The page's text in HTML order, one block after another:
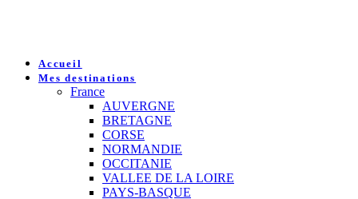
Accueil
Mes destinations
France
AUVERGNE
BRETAGNE
CORSE
NORMANDIE
OCCITANIE
VALLEE DE LA LOIRE
PAYS-BASQUE